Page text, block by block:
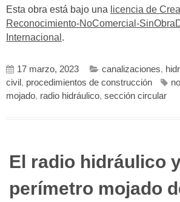
Esta obra está bajo una licencia de
Reconocimiento-NoComercial-
Internacional .
17 marzo, 2023 canalizaciones,
civil , procedimientos de construcción
mojado, radio hidráulico, sección circular
El radio hidráulico y
perímetro mojado